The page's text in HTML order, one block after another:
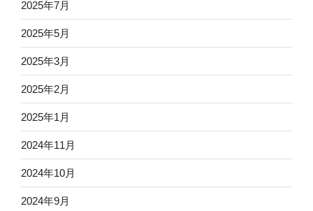
2025年7月
2025年5月
2025年3月
2025年2月
2025年1月
2024年11月
2024年10月
2024年9月